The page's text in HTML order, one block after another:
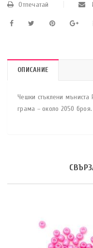
Отпечатай
ОПИСАНИЕ
Чешки стъклени мъниста
грама – около 2050 броя.